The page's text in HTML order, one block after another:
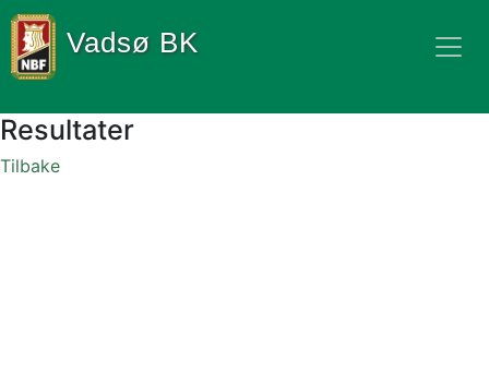
Vadsø BK
Resultater
Tilbake